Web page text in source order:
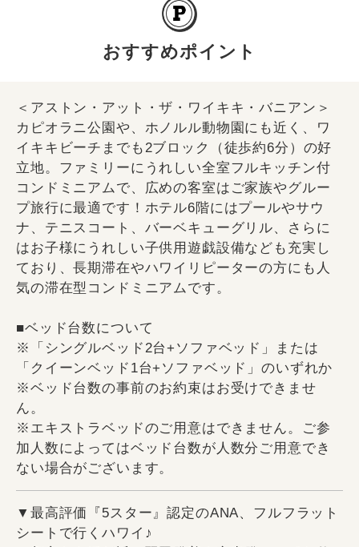
おすすめポイント
＜アストン・アット・ザ・ワイキキ・バニアン＞
カピオラニ公園や、ホノルル動物園にも近く、ワ
イキキビーチまでも2ブロック（徒歩約6分）の好
立地。ファミリーにうれしい全室フルキッチン付
コンドミニアムで、広めの客室はご家族やグルー
プ旅行に最適です！ホテル6階にはプールやサウ
ナ、テニスコート、バーベキューグリル、さらに
はお子様にうれしい子供用遊戯設備なども充実し
ており、長期滞在やハワイリピーターの方にも人
気の滞在型コンドミニアムです。
■ベッド台数について
※「シングルベッド2台+ソファベッド」または
「クイーンベッド1台+ソファベッド」のいずれか
※ベッド台数の事前のお約束はお受けできませ
ん。
※エキストラベッドのご用意はできません。ご参
加人数によってはベッド台数が人数分ご用意でき
ない場合がございます。
▼最高評価『5スター』認定のANA、フルフラット
シートで行くハワイ♪